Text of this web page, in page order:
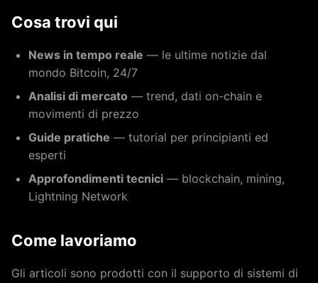
Cosa trovi qui
News in tempo reale — le ultime notizie dal
mondo Bitcoin, 24/7
Analisi di mercato — trend, dati on-chain e
movimenti di prezzo
Guide pratiche — tutorial per principianti ed
esperti
Approfondimenti tecnici — blockchain, mining,
Lightning Network
Come lavoriamo
Gli articoli sono prodotti con il supporto di sistemi di